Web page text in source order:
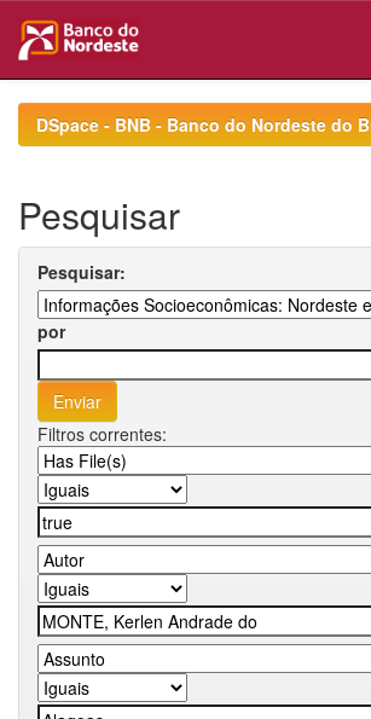
navigationDSpace - BNB - Banco do Nordeste do
Pesquisar
Pesquisar:
por
Filtros correntes: